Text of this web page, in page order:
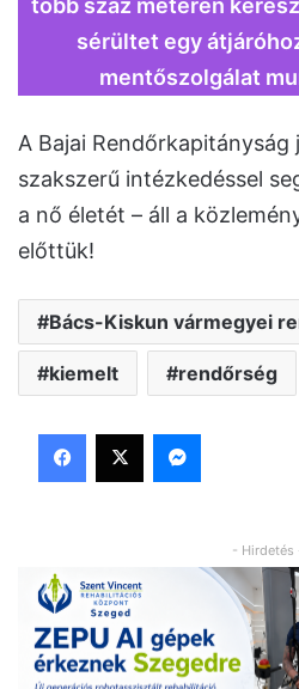
több száz méteren
sérültet egy
mentőszolgálat
A Bajai Rendőrkapitányság
szakszerű intézkedéssel
a nő életét – áll a
előttük!
Bács-Kiskun vármegyei
kiemelt rendőrség
Facebook
X Messenger
- Hirdetés